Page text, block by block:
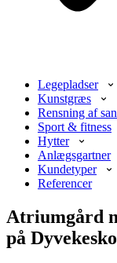
Legepladser
Kunstgræs
Rensning af
Sport & fitness
Hytter
Anlægsgartner
Kundetyper
Referencer
Atriumgård
på